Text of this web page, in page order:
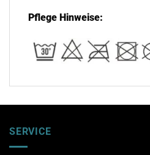
Pflege Hinweise:
SERVICE